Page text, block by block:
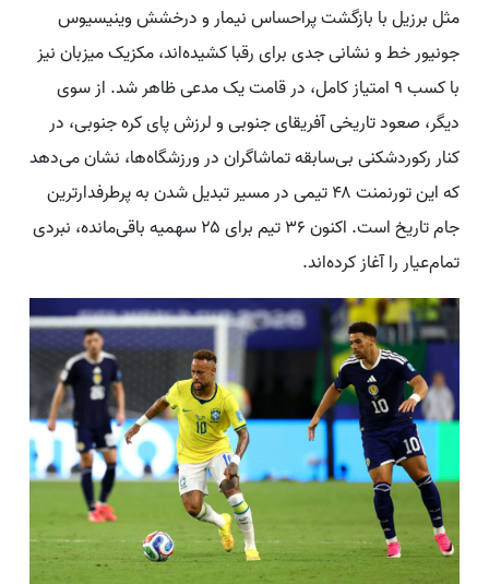
مثل برزیل با بازگشت پراحساس نیمار و درخشش وینیسیوس
جونیور خط و نشانی جدی برای رقبا کشیده‌اند، مکزیک میزبان نیز
با کسب ۹ امتیاز کامل، در قامت یک مدعی ظاهر شد. از سوی
دیگر، صعود تاریخی آفریقای جنوبی و لرزش پای کره جنوبی، در
کنار رکوردشکنی بی‌سابقه تماشاگران در ورزشگاه‌ها، نشان می‌دهد
که این تورنمنت ۴۸ تیمی در مسیر تبدیل شدن به پرطرفدارترین
جام تاریخ است. اکنون ۳۶ تیم برای ۲۵ سهمیه باقی‌مانده، نبردی
تمام‌عیار را آغاز کرده‌اند.